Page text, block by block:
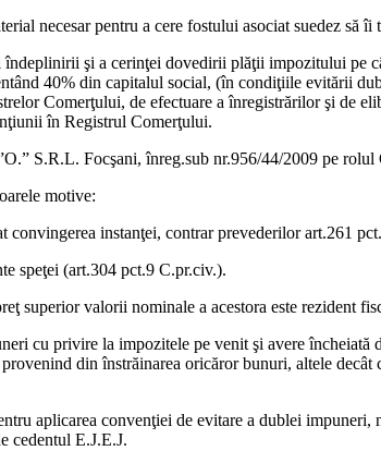
necesar pentru a cere fostului asociat suedez să
şi a cerinţei dovedirii plăţii impozitului pe
40% din capitalul social, (în condiţiile evitării
Comerţului, de efectuare a înregistrărilor şi de
în Registrul Comerţului.
S.R.L. Focşani, înreg.sub nr.956/44/2009 pe
motive:
instanţei, contrar prevederilor art.261
speţei (art.304 pct.9 C.pr.civ.).
superior valorii nominale a acestora este rezident
cu privire la impozitele pe venit şi avere încheiată
din înstrăinarea oricăror bunuri, altele
aplicarea convenţiei de evitare a dublei
cedentul E.J.E.J.